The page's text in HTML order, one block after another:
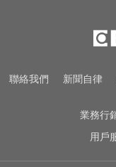
醫起看
失明 醫
14年豪
聯絡我們 新聞自律
業務行
用戶